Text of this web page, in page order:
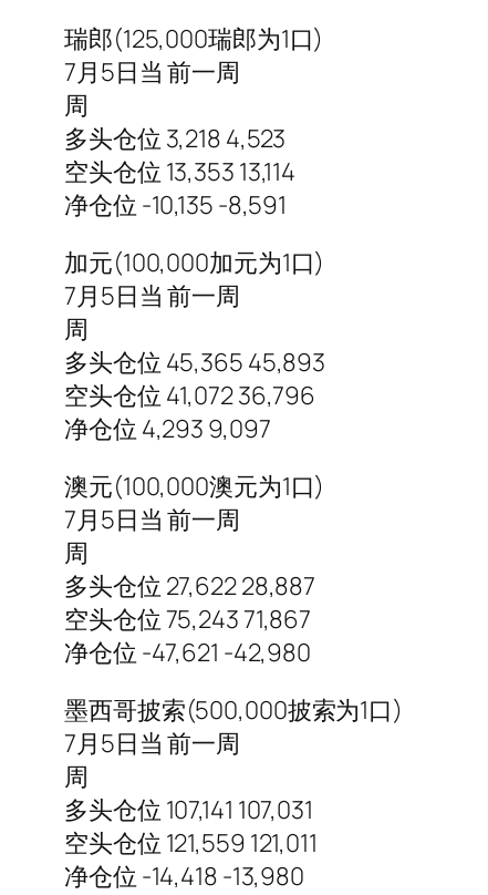
瑞郎(125,000瑞郎为1口)
7月5日当 前一周
周
多头仓位 3,218 4,523
空头仓位 13,353 13,114
净仓位 -10,135 -8,591
加元(100,000加元为1口)
7月5日当 前一周
周
多头仓位 45,365 45,893
空头仓位 41,072 36,796
净仓位 4,293 9,097
澳元(100,000澳元为1口)
7月5日当 前一周
周
多头仓位 27,622 28,887
空头仓位 75,243 71,867
净仓位 -47,621 -42,980
墨西哥披索(500,000披索为1口)
7月5日当 前一周
周
多头仓位 107,141 107,031
空头仓位 121,559 121,011
净仓位 -14,418 -13,980